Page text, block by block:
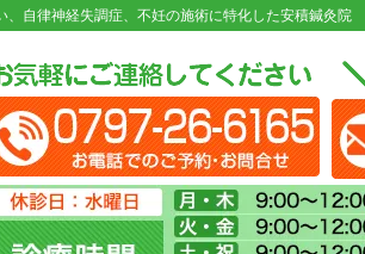
、自律神経失調症、不妊の施術に特化した安積鍼灸院